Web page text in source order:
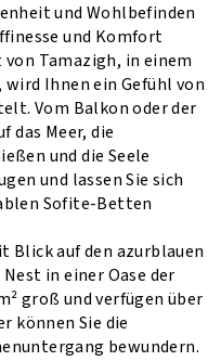
und Wohlbefinden
und Komfort
Tamazigh, in einem
Ihnen ein Gefühl von
Vom Balkon oder der
das Meer, die
und die Seele
und lassen Sie sich
Sofite-Betten
Blick auf den azurblauen
in einer Oase der
groß und verfügen über
können Sie die
bewundern.